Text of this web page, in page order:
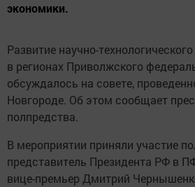
экономики.
Развитие научно-
в регионах Приволжского
обсуждалось на совете,
Новгороде. Об этом сообщает
полпредства.
В мероприятии приняли участие
представитель Президента РФ в
вице-премьер Дмитрий